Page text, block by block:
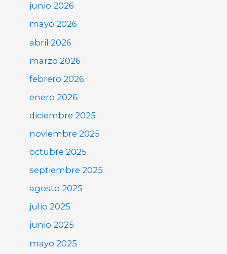
junio 2026
mayo 2026
abril 2026
marzo 2026
febrero 2026
enero 2026
diciembre 2025
noviembre 2025
octubre 2025
septiembre 2025
agosto 2025
julio 2025
junio 2025
mayo 2025